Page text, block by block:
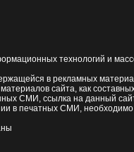
технологий и
в рекламных
сайта, как
СМИ, ссылка на данный
в печатных СМИ,